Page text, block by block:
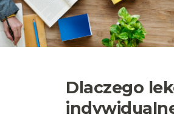
Dlaczego